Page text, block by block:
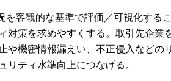
客観的な基準で評価／可視化する
対策を求めやすくする。取引先企業
や機密情報漏えい、不正侵入などのリ
リティ水準向上につなげる。